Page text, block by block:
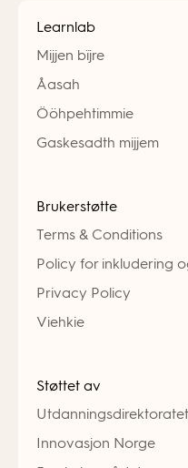
Learnlab
Mijjen bïjre
Åasah
Ööhpehtimmie
Gaskesadth mijjem
Brukerstøtte
Terms & Conditions
Policy for inkludering
Privacy Policy
Viehkie
Støttet av
Utdanningsdirektoratet
Innovasjon Norge